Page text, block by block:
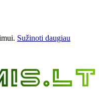
Sužinoti daugiau